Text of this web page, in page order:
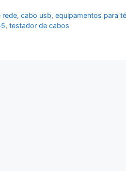
rede,cabo usb,equipamentos para
, testador de cabos